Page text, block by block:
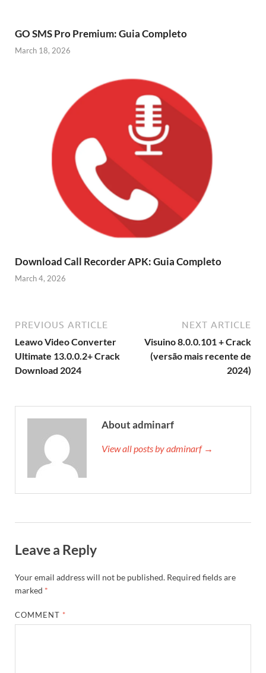
GO SMS Pro Premium: Guia Completo
March 18, 2026
Download Call Recorder APK: Guia Completo
March 4, 2026
PREVIOUS ARTICLE
Leawo Video Converter
Ultimate 13.0.0.2+ Crack
Download 2024
NEXT ARTICLE
Visuino 8.0.0.101 + Crack
(versão mais recente de
2024)
About adminarf
View all posts by adminarf →
Leave a Reply
Your email address will not be published. Required fields are
marked *
COMMENT *